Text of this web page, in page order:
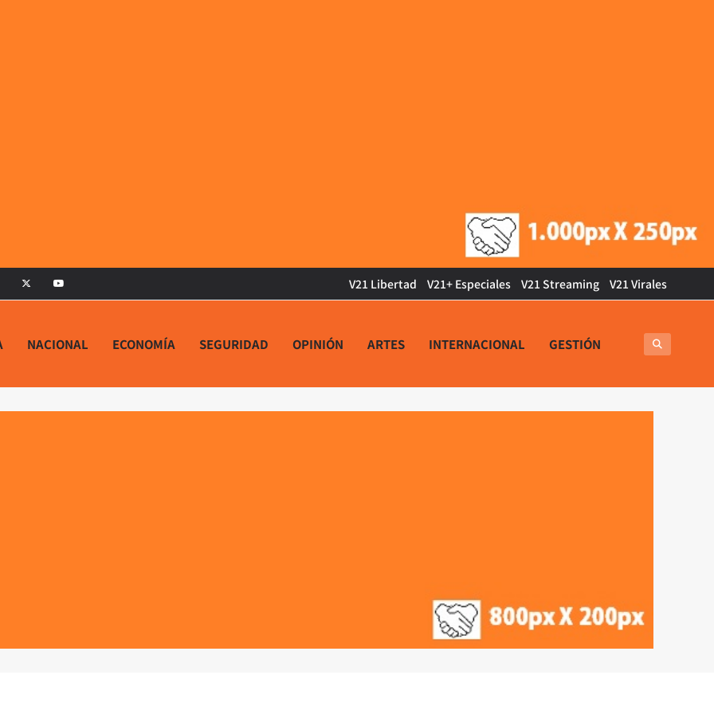
V21 Libertad V21+ Especiales V21 Streaming V21 Virales
NACIONAL ECONOMÍA SEGURIDAD OPINIÓN ARTES INTERNACIONAL GESTIÓN